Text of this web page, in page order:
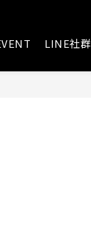
LINE社群